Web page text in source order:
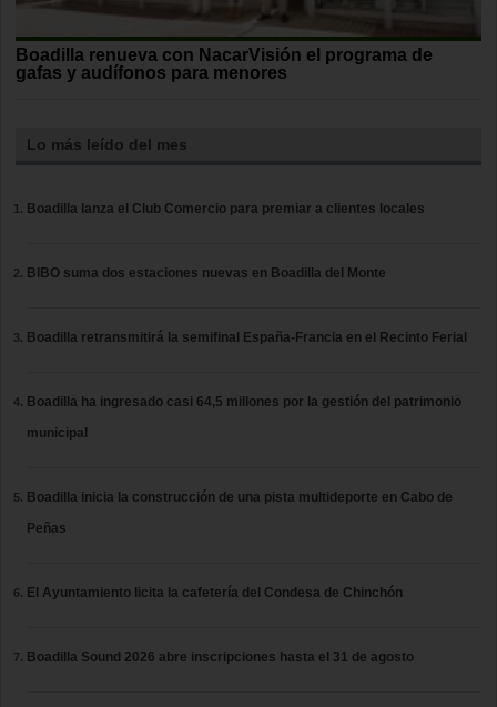
Boadilla renueva con NacarVisión el programa de
gafas y audífonos para menores
Lo más leído del mes
Boadilla lanza el Club Comercio para premiar a clientes locales
BIBO suma dos estaciones nuevas en Boadilla del Monte
Boadilla retransmitirá la semifinal España-Francia en el Recinto Ferial
Boadilla ha ingresado casi 64,5 millones por la gestión del patrimonio
municipal
Boadilla inicia la construcción de una pista multideporte en Cabo de
Peñas
El Ayuntamiento licita la cafetería del Condesa de Chinchón
Boadilla Sound 2026 abre inscripciones hasta el 31 de agosto